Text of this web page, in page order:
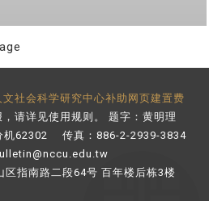
社会科学研究中心补助网页建置费
请详见使用规则 。 题字：黄明理
机62302 传真：886-2-2939-3834
区指南路二段64号 百年楼后栋3楼